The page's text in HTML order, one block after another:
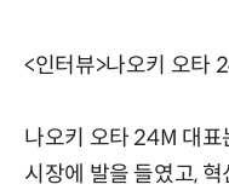
<인터뷰>나오키 오타
나오키 오타 24M 대표
시장에 발을 들였고,